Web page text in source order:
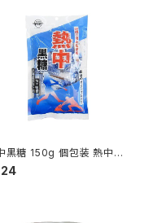
黒糖 150g 個包装 熱中症